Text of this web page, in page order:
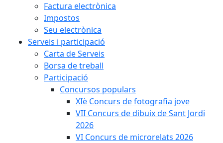
Factura electrònica
Impostos
Seu electrònica
Serveis i participació
Carta de Serveis
Borsa de treball
Participació
Concursos populars
XIè Concurs de fotografia jove
VII Concurs de dibuix de Sant Jordi
2026
VI Concurs de microrelats 2026